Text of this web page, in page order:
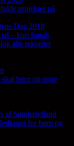
projekter på
Dag 2018
– kort fortalt
alle rekorder
børn og unge
af Sønderjylland
for børn og